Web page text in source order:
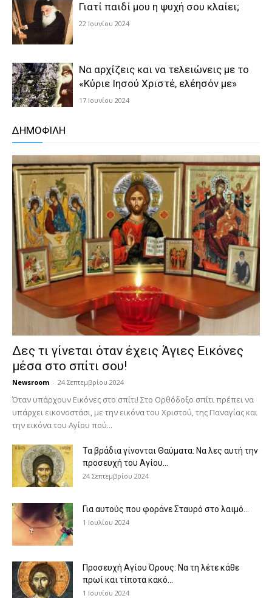
Γιατί παιδί μου η ψυχή σου κλαίει;
22 Ιουνίου 2024
Να αρχίζεις και να τελειώνεις με το
«Κύριε Ιησού Χριστέ, ελέησόν με»
17 Ιουνίου 2024
ΔΗΜΟΦΙΛΗ
Δες τι γίνεται όταν έχεις Άγιες Εικόνες
μέσα στο σπίτι σου!
Newsroom - 24 Σεπτεμβρίου 2024
Όταν υπάρχουν Εικόνες στο σπίτι! Στο Ορθόδοξο σπίτι πρέπει να
υπάρχει εικονοστάσι, με την εικόνα του Χριστού, της Παν­αγίας και
την εικόνα του Αγίου πού...
Τα βράδια γίνονται Θαύματα: Να λες αυτή την
προσευχή του Αγίου...
24 Σεπτεμβρίου 2024
Για αυτούς που φοράνε Σταυρό στο λαιμό…
1 Ιουλίου 2024
Προσευχή Αγίου Όρους: Να τη λέτε κάθε
πρωί και τίποτα κακό...
1 Ιουνίου 2024